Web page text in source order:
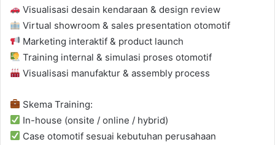
Visualisasi desain kendaraan & design review
Virtual showroom & sales presentation otomotif
Marketing interaktif & product launch
Training internal & simulasi proses otomotif
Visualisasi manufaktur & assembly process
Skema Training:
In-house (onsite / online / hybrid)
Case otomotif sesuai kebutuhan perusahaan